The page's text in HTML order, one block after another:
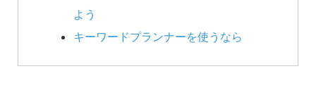
よう
キーワードプランナーを使うなら